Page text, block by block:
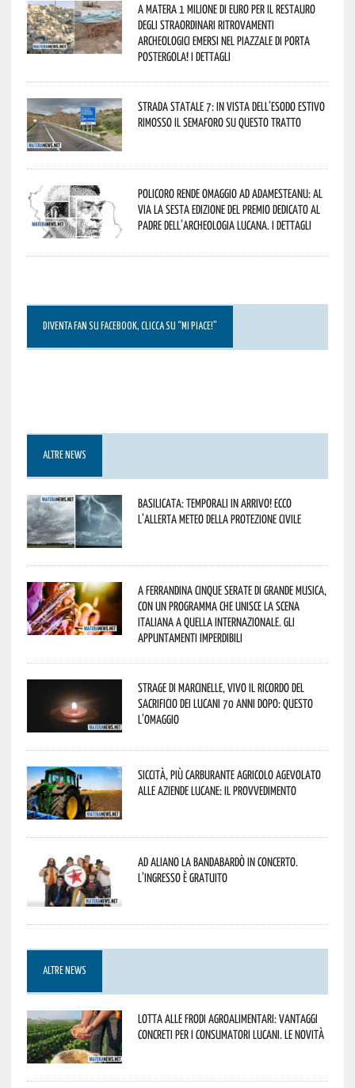
A Matera 1 milione di euro per il restauro
degli straordinari ritrovamenti
archeologici emersi nel piazzale di Porta
Postergola! I dettagli
Strada statale 7: in vista dell’esodo estivo
rimosso il semaforo su questo tratto
Policoro rende omaggio ad Adamesteanu: al
via la sesta edizione del Premio dedicato al
padre dell’archeologia lucana. I dettagli
DIVENTA FAN SU FACEBOOK, CLICCA SU “MI PIACE!”
ALTRE NEWS
Basilicata: temporali in arrivo! Ecco
l’allerta meteo della Protezione civile
A Ferrandina cinque serate di grande musica,
con un programma che unisce la scena
italiana a quella internazionale. Gli
appuntamenti imperdibili
Strage di Marcinelle, vivo il ricordo del
sacrificio dei lucani 70 anni dopo: questo
l’omaggio
Siccità, più carburante agricolo agevolato
alle aziende lucane: il provvedimento
Ad Aliano la Bandabardò in concerto.
L’ingresso è gratuito
ALTRE NEWS
Lotta alle frodi agroalimentari: vantaggi
concreti per i consumatori lucani. Le novità